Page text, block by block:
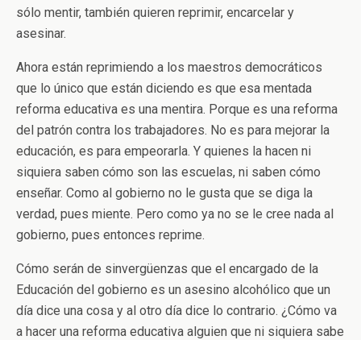
sólo mentir, también quieren reprimir, encarcelar y
asesinar.
Ahora están reprimiendo a los maestros democráticos
que lo único que están diciendo es que esa mentada
reforma educativa es una mentira. Porque es una reforma
del patrón contra los trabajadores. No es para mejorar la
educación, es para empeorarla. Y quienes la hacen ni
siquiera saben cómo son las escuelas, ni saben cómo
enseñar. Como al gobierno no le gusta que se diga la
verdad, pues miente. Pero como ya no se le cree nada al
gobierno, pues entonces reprime.
Cómo serán de sinvergüenzas que el encargado de la
Educación del gobierno es un asesino alcohólico que un
día dice una cosa y al otro día dice lo contrario. ¿Cómo va
a hacer una reforma educativa alguien que ni siquiera sabe